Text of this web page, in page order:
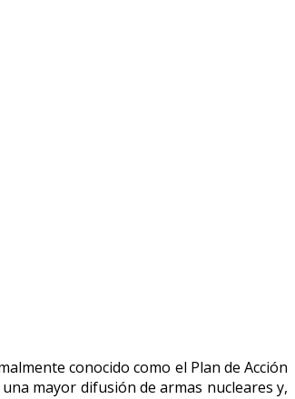
conocido como el Plan de Acción
mayor difusión de armas nucleares y,